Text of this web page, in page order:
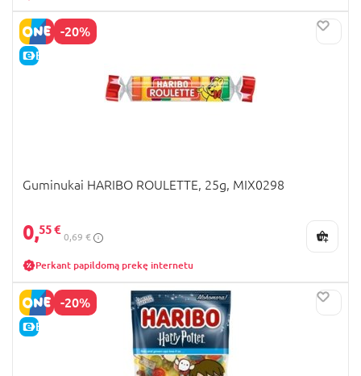
-20%
E-KAINA
Guminukai HARIBO ROULETTE, 25g, MIX0298
0,55 €
0,69 €
Perkant papildomą prekę internetu
-20%
E-KAINA